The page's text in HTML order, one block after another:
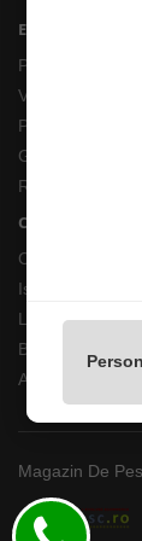
Extras
Producători
Vouchere cadou
Promotii
Galerie Foto
Reseteaza
Contul meu
Contul meu
Istoricul
Lista de dorințe
Buletin de știri
Administreaza
Magazin De